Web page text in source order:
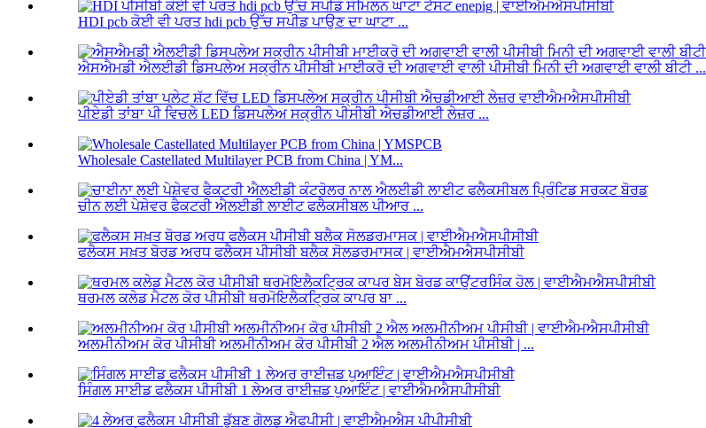
HDI pcb ਕੋਈ ਵੀ ਪਰਤ hdi pcb ਉੱਚ ਸਪੀਡ ਪਾਉਣ ਦਾ ਘਾਟਾ ...
ਐਸਐਮਡੀ ਐਲਈਡੀ ਡਿਸਪਲੇਅ ਸਕ੍ਰੀਨ ਪੀਸੀਬੀ ਮਾਈਕਰੋ ਦੀ ਅਗਵਾਈ ਵਾਲੀ ਪੀਸੀਬੀ ਮਿਨੀ ਦੀ ਅਗਵਾਈ ਵਾਲੀ ਬੀਟੀ ...
ਪੀਏਡੀ ਤਾਂਬਾ ਪੀ ਵਿਚਲੇ LED ਡਿਸਪਲੇਅ ਸਕ੍ਰੀਨ ਪੀਸੀਬੀ ਐਚਡੀਆਈ ਲੇਜ਼ਰ ...
Wholesale Castellated Multilayer PCB from China | YM...
ਚੀਨ ਲਈ ਪੇਸ਼ੇਵਰ ਫੈਕਟਰੀ ਐਲਈਡੀ ਲਾਈਟ ਫਲੈਕਸੀਬਲ ਪੀਆਰ ...
ਫਲੈਕਸ ਸਖ਼ਤ ਬੋਰਡ ਅਰਧ ਫਲੈਕਸ ਪੀਸੀਬੀ ਬਲੈਕ ਸੋਲਡਰਮਾਸਕ | ਵਾਈਐਮਐਸਪੀਸੀਬੀ
ਥਰਮਲ ਕਲੇਡ ਮੈਟਲ ਕੋਰ ਪੀਸੀਬੀ ਥਰਮੋਇਲੈਕਟ੍ਰਿਕ ਕਾਪਰ ਬਾ ...
ਅਲਮੀਨੀਅਮ ਕੋਰ ਪੀਸੀਬੀ ਅਲਮੀਨੀਅਮ ਕੋਰ ਪੀਸੀਬੀ 2 ਐਲ ਅਲਮੀਨੀਅਮ ਪੀਸੀਬੀ | ...
ਸਿੰਗਲ ਸਾਈਡ ਫਲੈਕਸ ਪੀਸੀਬੀ 1 ਲੇਅਰ ਰਾਈਜ਼ਡ ਪੁਆਇੰਟ | ਵਾਈਐਮਐਸਪੀਸੀਬੀ